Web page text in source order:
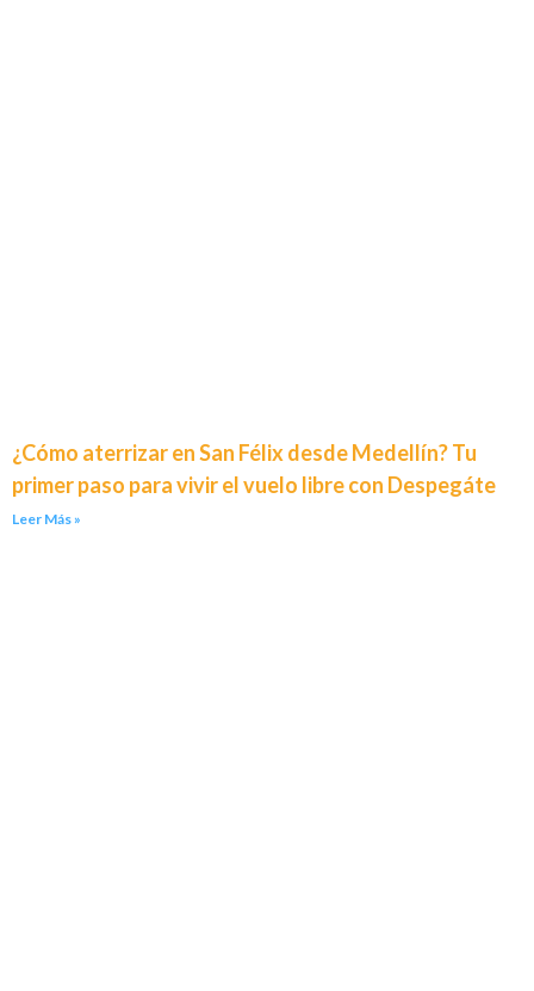
¿Cómo aterrizar en San Félix desde Medellín? Tu
primer paso para vivir el vuelo libre con Despegáte
Leer Más »